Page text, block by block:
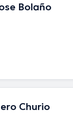
Bolaño
Churio